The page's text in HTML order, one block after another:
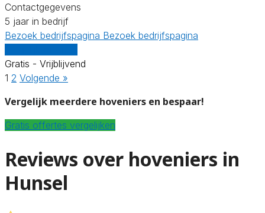
Contactgegevens
5 jaar in bedrijf
Bezoek bedrijfspagina Bezoek bedrijfspagina
Gratis - Vrijblijvend
1 2 Volgende »
Vergelijk meerdere hoveniers en bespaar!
Gratis offertes vergelijken
Reviews over hoveniers in
Hunsel